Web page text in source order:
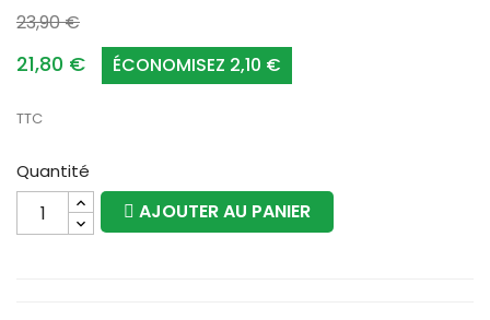
23,90 €
21,80 € ÉCONOMISEZ 2,10 €
TTC
Quantité
AJOUTER AU PANIER